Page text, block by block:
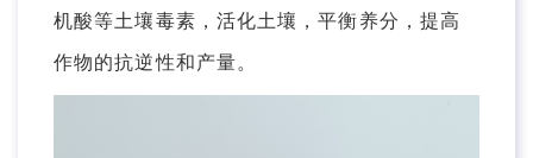
机酸等土壤毒素，活化土壤，平衡养分，提高
作物的抗逆性和产量。